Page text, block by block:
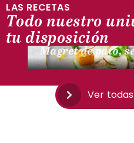
LAS RECETAS
Todo nuestro
tu disposición
CON PATO
Magret de pato,
Ver